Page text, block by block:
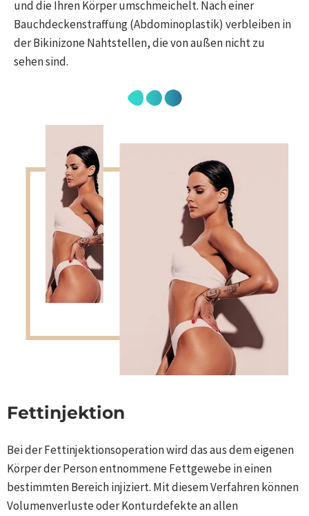
und die Ihren Körper umschmeichelt. Nach einer
Bauchdeckenstraffung (Abdominoplastik) verbleiben in
der Bikinizone Nahtstellen, die von außen nicht zu
sehen sind.
Fettinjektion
Bei der Fettinjektionsoperation wird das aus dem eigenen
Körper der Person entnommene Fettgewebe in einen
bestimmten Bereich injiziert. Mit diesem Verfahren können
Volumenverluste oder Konturdefekte an allen